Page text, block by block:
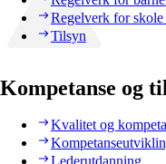
Regelverk for
Tilsyn
Kompetanse og
Kvalitet og